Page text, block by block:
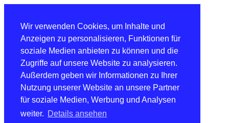
Wir verwenden Cookies, um Inhalte und
Anzeigen zu personalisieren, Funktionen für
soziale Medien anbieten zu können und die
Zugriffe auf unsere Website zu analysieren.
Außerdem geben wir Informationen zu Ihrer
Nutzung unserer Website an unsere Partner
für soziale Medien, Werbung und Analysen
weiter. Details ansehen